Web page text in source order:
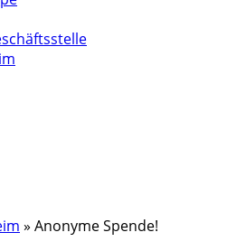
» Anonyme Spende!